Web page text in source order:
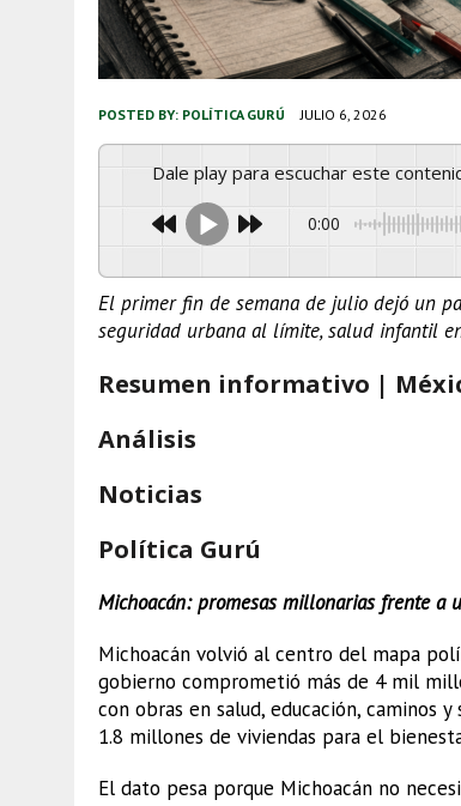
POSTED BY: POLÍTICA GURÚ JULIO 6, 2026
Dale play para escuchar este
0:00
El primer fin de semana de julio dejó un
seguridad urbana al límite, salud infantil
Resumen informativo |
Análisis
Noticias
Política Gurú
Michoacán: promesas millonarias frente a
Michoacán volvió al centro del mapa
gobierno comprometió más de 4 mil
con obras en salud, educación, caminos
1.8 millones de viviendas para el
El dato pesa porque Michoacán no